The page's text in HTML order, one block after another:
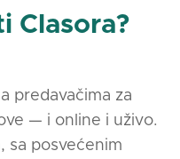
Clasora?
predavačima za
— i online i uživo.
sa posvećenim